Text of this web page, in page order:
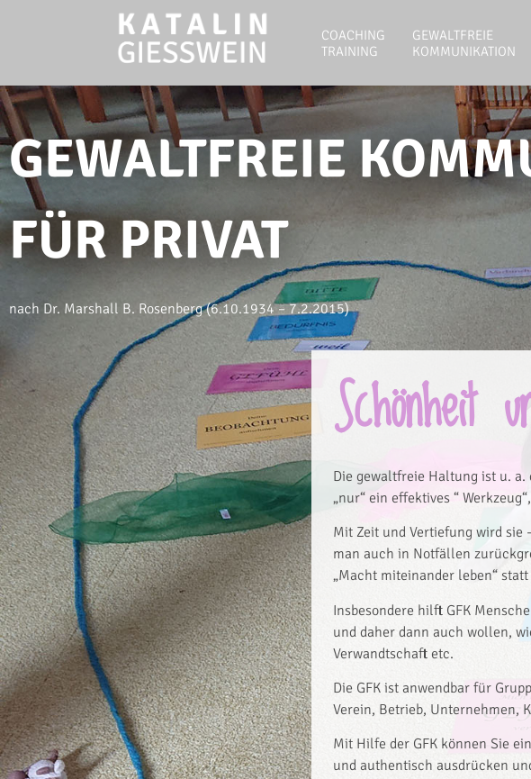
COACHING
TRAINING
GEWALTFREIE
KOMMUNIKATION
GEWALTFREIE
FÜR PRIVAT
nach Dr. Marshall B. Rosenberg (6.10.1934 – 7.2.2015)
Schönheit
Die gewaltfreie Haltung ist u.
„nur“ ein effektives “
Mit Zeit und Vertiefung wird
man auch in Notfällen
„Macht miteinander leben“
Insbesondere hilft GFK
und daher dann auch wollen,
Verwandtschaft etc.
Die GFK ist anwendbar für
Verein, Betrieb, Unternehmen,
Mit Hilfe der GFK können Sie
und authentisch ausdrücken